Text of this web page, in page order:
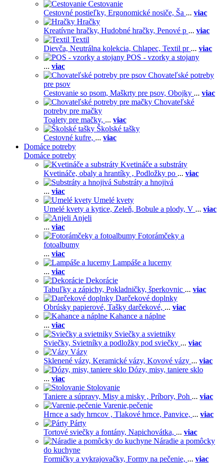
Cestovanie
Cestovné postieľky, Ergonomické nosiče, Ša ... viac
Hračky
Kreatívne hračky, Hudobné hračky, Penové p ... viac
Textil
Dievča, Neutrálna kolekcia, Chlapec, Textil pr ... viac
POS - vzorky a stojany
... viac
Chovateľské potreby
pre psov
Cestovanie so psom, Maškrty pre psov, Obojky ... viac
Chovateľské
potreby pre mačky
Toalety pre mačky, ... viac
Školské tašky
Cestovné kufre, ... viac
Domáce potreby
Domáce potreby
Kvetináče a substráty
Kvetináče, obaly a hrantíky , Podložky po ... viac
Substráty a hnojivá
... viac
Umelé kvety
Umelé kvety a kytice, Zeleň, Bobule a plody, V ... viac
Anjeli
... viac
Fotorámčeky a
fotoalbumy
... viac
Lampáše a lucerny
... viac
Dekorácie
Tabuľky a zápichy, Pokladničky, šperkovnic ... viac
Darčekové doplnky
Obrúsky papierové, Tašky darčekové, ... viac
Kahance a náplne
... viac
Sviečky a svietniky
Sviečky, Svietníky a podložky pod sviečky ... viac
Vázy
Sklenené vázy, Keramické vázy, Kovové vázy ... viac
Dózy, misy, taniere sklo
... viac
Stolovanie
Taniere a súpravy, Misy a misky , Príbory, Poh ... viac
Varenie,pečenie
Hrnce a sady hrncov , Tlakové hrnce, Panvice, ... viac
Párty
Tortové sviečky a fontány, Napichovátka, ... viac
Náradie a pomôcky
do kuchyne
Formičky a vykrajovačky, Formy na pečenie, ... viac